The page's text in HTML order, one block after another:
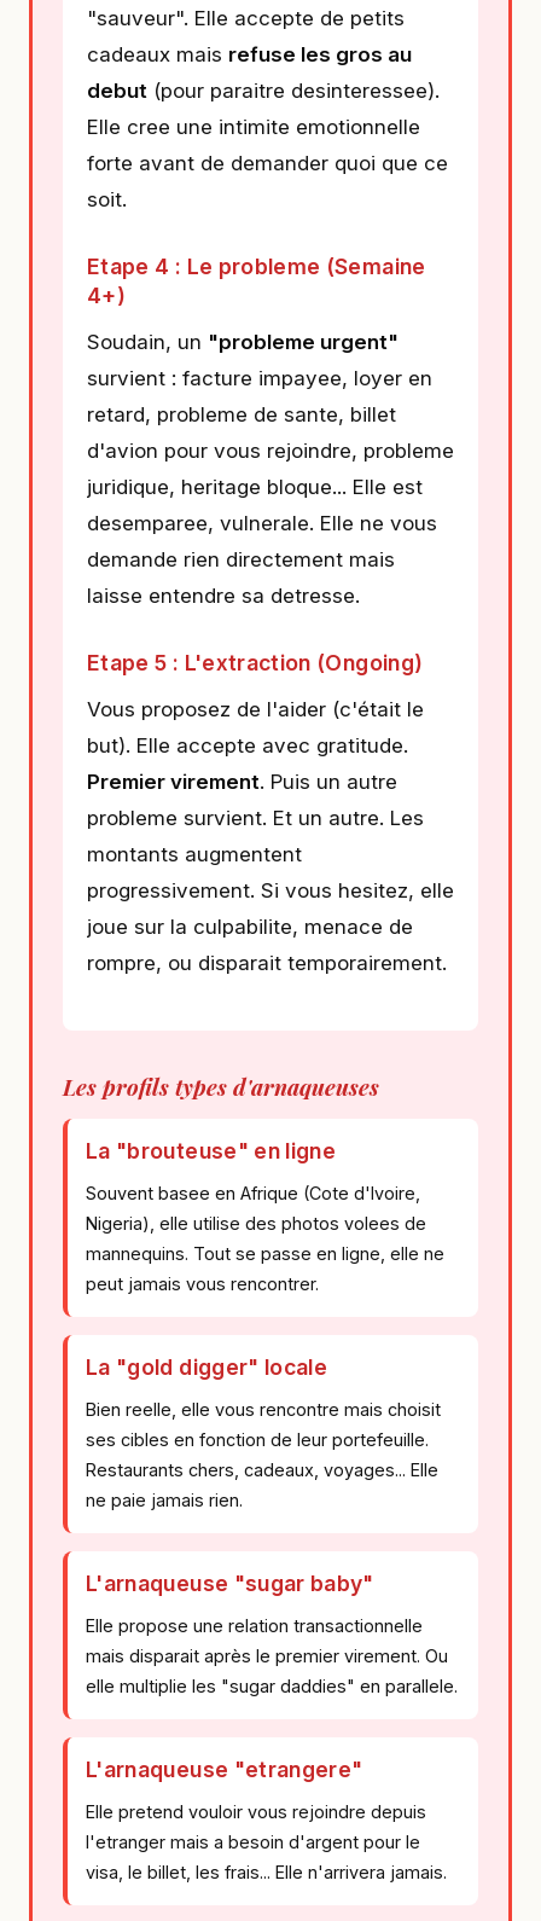
"sauveur". Elle accepte de petits
cadeaux mais refuse les gros au
debut (pour paraitre desinteressee).
Elle cree une intimite emotionnelle
forte avant de demander quoi que ce
soit.
Etape 4 : Le probleme (Semaine
4+)
Soudain, un "probleme urgent"
survient : facture impayee, loyer en
retard, probleme de sante, billet
d'avion pour vous rejoindre, probleme
juridique, heritage bloque... Elle est
desemparee, vulnerale. Elle ne vous
demande rien directement mais
laisse entendre sa detresse.
Etape 5 : L'extraction (Ongoing)
Vous proposez de l'aider (c'était le
but). Elle accepte avec gratitude.
Premier virement. Puis un autre
probleme survient. Et un autre. Les
montants augmentent
progressivement. Si vous hesitez, elle
joue sur la culpabilite, menace de
rompre, ou disparait temporairement.
Les profils types d'arnaqueuses
La "brouteuse" en ligne
Souvent basee en Afrique (Cote d'Ivoire,
Nigeria), elle utilise des photos volees de
mannequins. Tout se passe en ligne, elle ne
peut jamais vous rencontrer.
La "gold digger" locale
Bien reelle, elle vous rencontre mais choisit
ses cibles en fonction de leur portefeuille.
Restaurants chers, cadeaux, voyages... Elle
ne paie jamais rien.
L'arnaqueuse "sugar baby"
Elle propose une relation transactionnelle
mais disparait après le premier virement. Ou
elle multiplie les "sugar daddies" en parallele.
L'arnaqueuse "etrangere"
Elle pretend vouloir vous rejoindre depuis
l'etranger mais a besoin d'argent pour le
visa, le billet, les frais... Elle n'arrivera jamais.